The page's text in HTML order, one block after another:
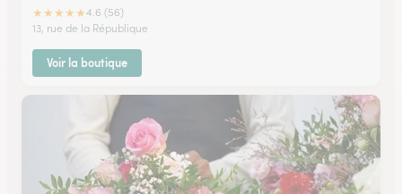
★★★★★4.6 (56)
13, rue de la République
Voir la boutique